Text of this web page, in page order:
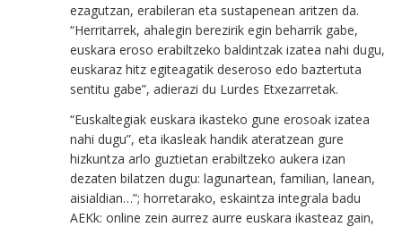
ezagutzan, erabileran eta sustapenean aritzen da.
“Herritarrek, ahalegin berezirik egin beharrik gabe,
euskara eroso erabiltzeko baldintzak izatea nahi dugu,
euskaraz hitz egiteagatik deseroso edo baztertuta
sentitu gabe”, adierazi du Lurdes Etxezarretak.
“Euskaltegiak euskara ikasteko gune erosoak izatea
nahi dugu”, eta ikasleak handik ateratzean gure
hizkuntza arlo guztietan erabiltzeko aukera izan
dezaten bilatzen dugu: lagunartean, familian, lanean,
aisialdian…”; horretarako, eskaintza integrala badu
AEKk: online zein aurrez aurre euskara ikasteaz gain,